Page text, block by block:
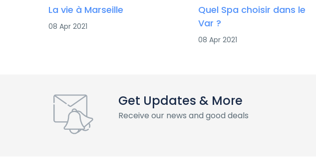
La vie à Marseille
08 Apr 2021
Quel Spa choisir dans le
Var ?
08 Apr 2021
Get Updates & More
Receive our news and good deals